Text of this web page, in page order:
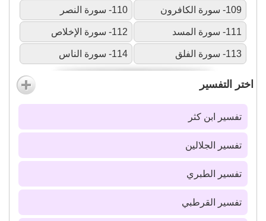
109- سورة الكافرون 110- سورة النصر
111- سورة المسد 112- سورة الإخلاص
113- سورة الفلق 114- سورة الناس
اختر التفسير
تفسير ابن كثر
تفسير الجلالين
تفسير الطبري
تفسير القرطبي